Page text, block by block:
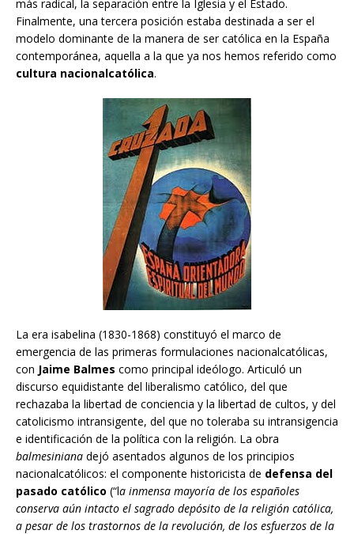
más radical, la separación entre la Iglesia y el Estado.
Finalmente, una tercera posición estaba destinada a ser el
modelo dominante de la manera de ser católica en la España
contemporánea, aquella a la que ya nos hemos referido como
cultura nacionalcatólica.
La era isabelina (1830-1868) constituyó el marco de
emergencia de las primeras formulaciones nacionalcatólicas,
con Jaime Balmes como principal ideólogo. Articuló un
discurso equidistante del liberalismo católico, del que
rechazaba la libertad de conciencia y la libertad de cultos, y del
catolicismo intransigente, del que no toleraba su intransigencia
e identificación de la política con la religión. La obra
balmesiniana dejó asentados algunos de los principios
nacionalcatólicos: el componente historicista de defensa del
pasado católico (“la inmensa mayoría de los españoles
conserva aún intacto el sagrado depósito de la religión católica,
a pesar de los trastornos de la revolución, de los esfuerzos de la